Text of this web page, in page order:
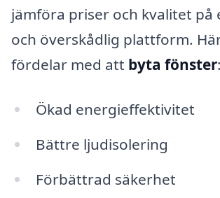
jämföra priser och kvalitet på
och överskådlig plattform.
fördelar med att byta fönster:
Ökad energieffektivitet
Bättre ljudisolering
Förbättrad säkerhet